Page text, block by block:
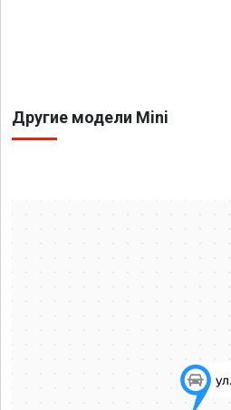
Другие модели Mini